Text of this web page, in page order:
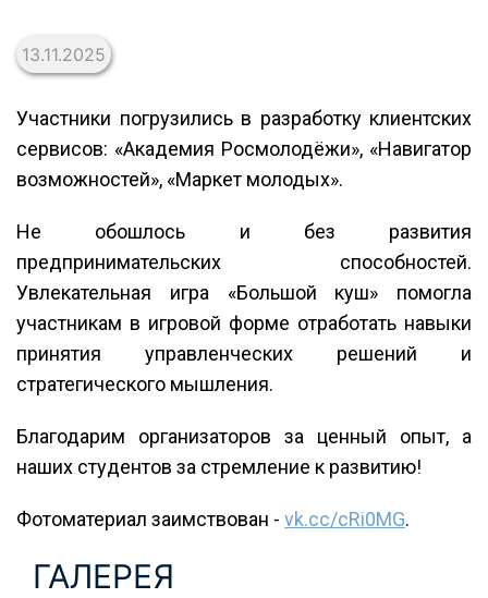
13.11.2025
Участники погрузились в разработку клиентских
сервисов: «Академия Росмолодёжи», «Навигатор
возможностей», «Маркет молодых».
Не обошлось и без развития
предпринимательских способностей.
Увлекательная игра «Большой куш» помогла
участникам в игровой форме отработать навыки
принятия управленческих решений и
стратегического мышления.
Благодарим организаторов за ценный опыт, а
наших студентов за стремление к развитию!
Фотоматериал заимствован - vk.cc/cRi0MG.
ГАЛЕРЕЯ